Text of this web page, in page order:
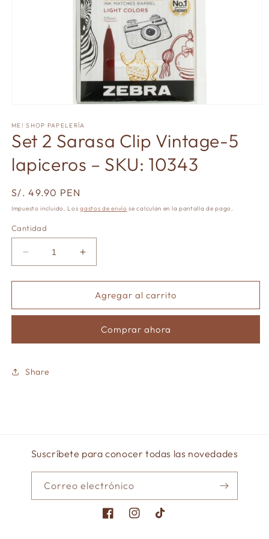
multimedia
1
en
ventana
modal
ME! SHOP PAPELERÍA
Set 2 Sarasa Clip Vintage-5
lapiceros – SKU: 10343
Precio
habitual
S/. 49.90 PEN
Impuesto incluido. Losgastos de envío se calculan en la pantalla de pago.
Cantidad
Reducir
cantidad
para
2
Vintage-
lapiceros
Aumentar
cantidad
para
Set
2
Vintage-
Agregar al carrito
Comprar ahora
Share
Suscríbete para conocer todas las novedades
Correo electrónico
FacebookInstagramTikTok